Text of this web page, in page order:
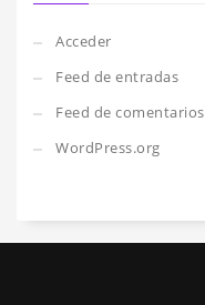
Acceder
Feed de entradas
Feed de comentarios
WordPress.org